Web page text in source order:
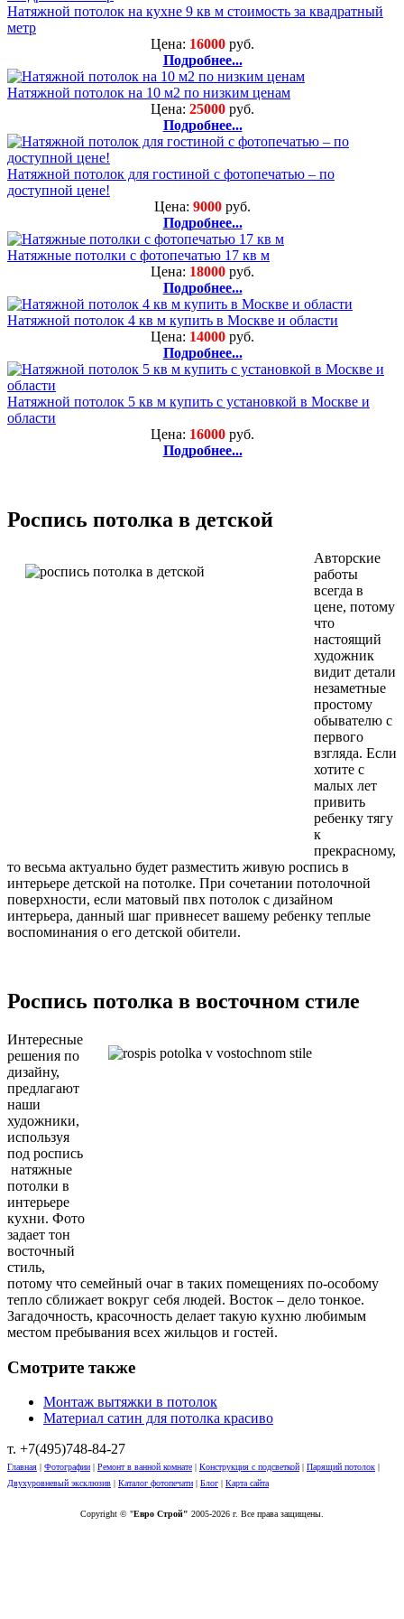
Натяжной потолок на кухне 9 кв м стоимость за квадратный
метр
Цена: 16000 руб.
Подробнее...
Натяжной потолок на 10 м2 по низким ценам
Цена: 25000 руб.
Подробнее...
Натяжной потолок для гостиной с фотопечатью – по
доступной цене!
Цена: 9000 руб.
Подробнее...
Натяжные потолки с фотопечатью 17 кв м
Цена: 18000 руб.
Подробнее...
Натяжной потолок 4 кв м купить в Москве и области
Цена: 14000 руб.
Подробнее...
Натяжной потолок 5 кв м купить с установкой в Москве и
области
Цена: 16000 руб.
Подробнее...
Роспись потолка в детской
Авторские
работы
всегда в
цене, потому
что
настоящий
художник
видит детали
незаметные
простому
обывателю с
первого
взгляда. Если
хотите с
малых лет
привить
ребенку тягу
к
прекрасному,
то весьма актуально будет разместить живую роспись в
интерьере детской на потолке. При сочетании потолочной
поверхности, если матовый пвх потолок с дизайном
интерьера, данный шаг привнесет вашему ребенку теплые
воспоминания о его детской обители.
Роспись потолка в восточном стиле
Интересные
решения по
дизайну,
предлагают
наши
художники,
используя
под роспись
натяжные
потолки в
интерьере
кухни. Фото
задает тон
восточный
стиль,
потому что семейный очаг в таких помещениях по-особому
тепло сближает вокруг себя людей. Восток – дело тонкое.
Загадочность, красочность делает такую кухню любимым
местом пребывания всех жильцов и гостей.
Смотрите также
Монтаж вытяжки в потолок
Материал сатин для потолка красиво
т. +7(495)748-84-27
Главная Фотографии Ремонт в ванной комнате Конструкция с подсветкой Парящий потолок
Двухуровневый эксклюзив
Каталог фотопечати Блог Карта сайта
Copyright © "Евро Строй" 2005-2026 г. Все права защищены.